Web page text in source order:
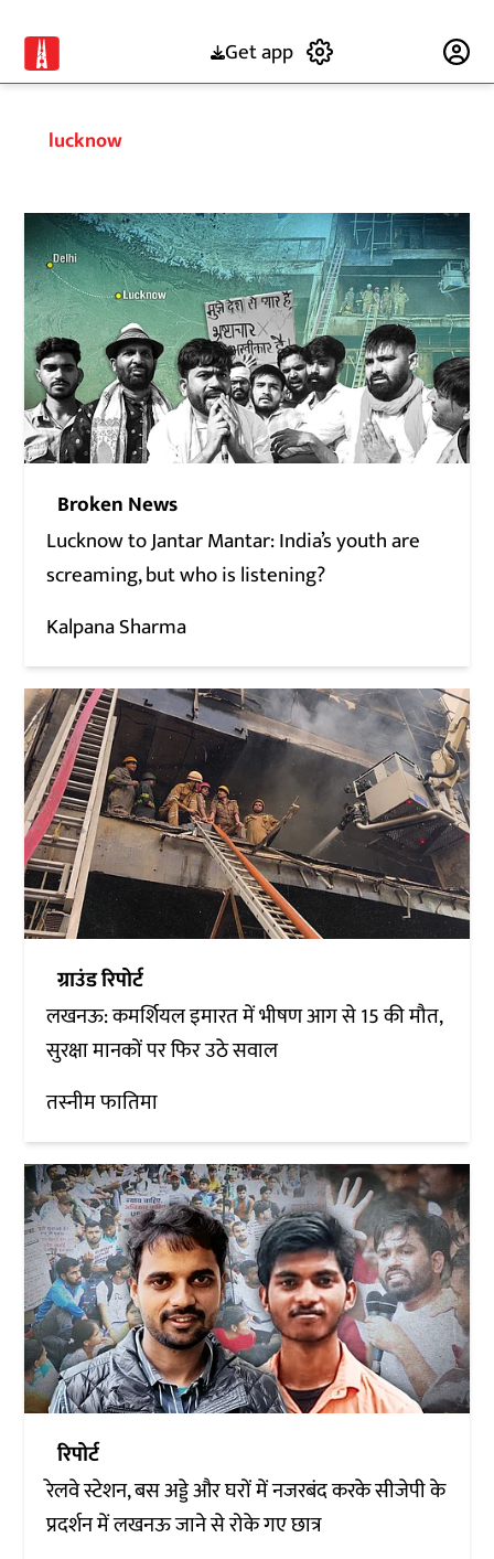
Get app
lucknow
Broken News
Lucknow to Jantar Mantar: India’s youth are
screaming, but who is listening?
Kalpana Sharma
ग्राउंड रिपोर्ट
लखनऊ: कमर्शियल इमारत में भीषण आग से 15 की मौत,
सुरक्षा मानकों पर फिर उठे सवाल
तस्नीम फातिमा
रिपोर्ट
रेलवे स्टेशन, बस अड्डे और घरों में नजरबंद करके सीजेपी के
प्रदर्शन में लखनऊ जाने से रोके गए छात्र